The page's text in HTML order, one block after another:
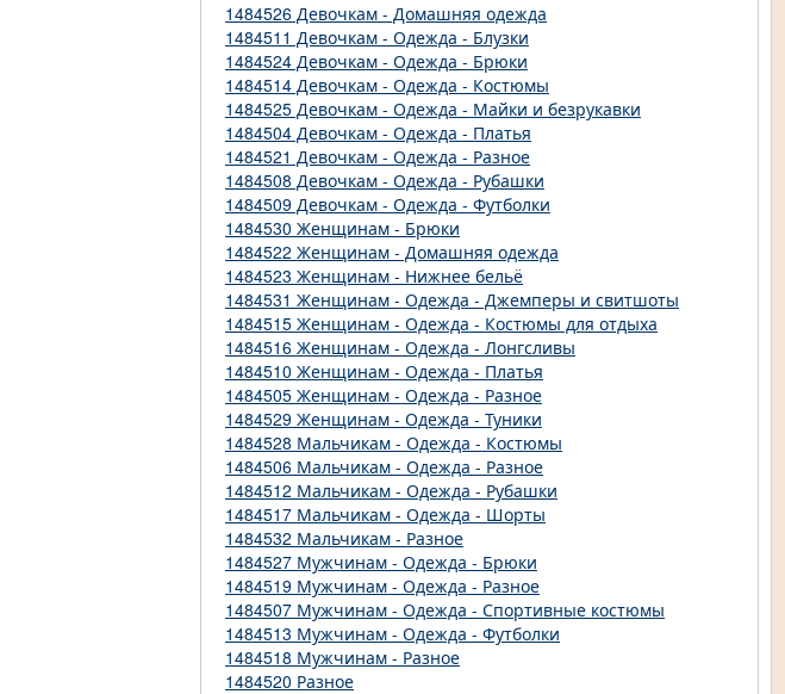
1484526 Девочкам - Домашняя одежда
1484511 Девочкам - Одежда - Блузки
1484524 Девочкам - Одежда - Брюки
1484514 Девочкам - Одежда - Костюмы
1484525 Девочкам - Одежда - Майки и безрукавки
1484504 Девочкам - Одежда - Платья
1484521 Девочкам - Одежда - Разное
1484508 Девочкам - Одежда - Рубашки
1484509 Девочкам - Одежда - Футболки
1484530 Женщинам - Брюки
1484522 Женщинам - Домашняя одежда
1484523 Женщинам - Нижнее бельё
1484531 Женщинам - Одежда - Джемперы и свитшоты
1484515 Женщинам - Одежда - Костюмы для отдыха
1484516 Женщинам - Одежда - Лонгсливы
1484510 Женщинам - Одежда - Платья
1484505 Женщинам - Одежда - Разное
1484529 Женщинам - Одежда - Туники
1484528 Мальчикам - Одежда - Костюмы
1484506 Мальчикам - Одежда - Разное
1484512 Мальчикам - Одежда - Рубашки
1484517 Мальчикам - Одежда - Шорты
1484532 Мальчикам - Разное
1484527 Мужчинам - Одежда - Брюки
1484519 Мужчинам - Одежда - Разное
1484507 Мужчинам - Одежда - Спортивные костюмы
1484513 Мужчинам - Одежда - Футболки
1484518 Мужчинам - Разное
1484520 Разное